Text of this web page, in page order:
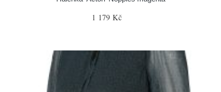
1 179 Kč